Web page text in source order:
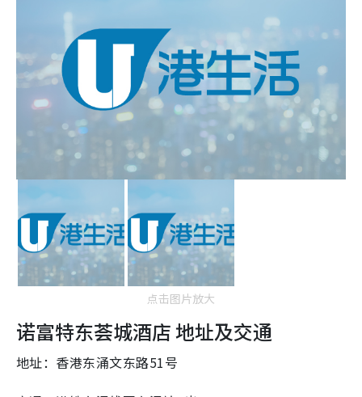
点击图片放大
诺富特东荟城酒店 地址及交通
地址：香港东涌文东路51号